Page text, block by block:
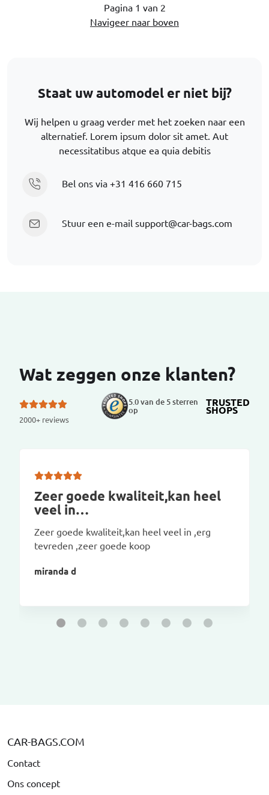
Pagina 1 van 2
Navigeer naar boven
Staat uw automodel er niet bij?
Wij helpen u graag verder met het zoeken naar een
alternatief. Lorem ipsum dolor sit amet. Aut
necessitatibus atque ea quia debitis
Bel ons via +31 416 660 715
Stuur een e-mail support@car-bags.com
Wat zeggen onze klanten?
2000+ reviews
5.0 van de 5 sterren
op
TRUSTED
SHOPS
Zeer goede kwaliteit,kan heel
veel in…
Zeer goede kwaliteit,kan heel veel in ,erg
tevreden ,zeer goede koop
miranda d
CAR-BAGS.COM
Contact
Ons concept